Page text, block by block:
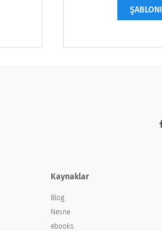
Kaynaklar
Blog
Nesne
ebooks